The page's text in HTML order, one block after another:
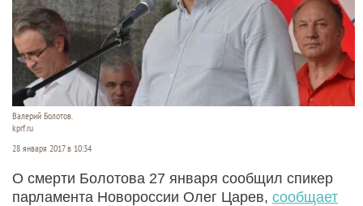
Валерий Болотов.
kprf.ru
28 января 2017 в 10:34
О смерти Болотова 27 января сообщил спикер
парламента Новороссии Олег Царев, сообщает